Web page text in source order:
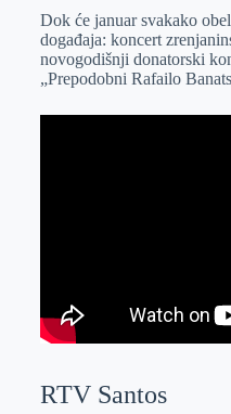
Dok će januar svakako
događaja: koncert
novogodišnji donatorski
„Prepodobni Rafailo
RTV Santos